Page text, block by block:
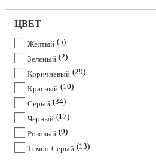
ЦВЕТ
Желтый 5
Зеленый 2
Коричневый 29
Красный 10
Серый 34
Черный 17
Розовый 9
Темно-Серый 13